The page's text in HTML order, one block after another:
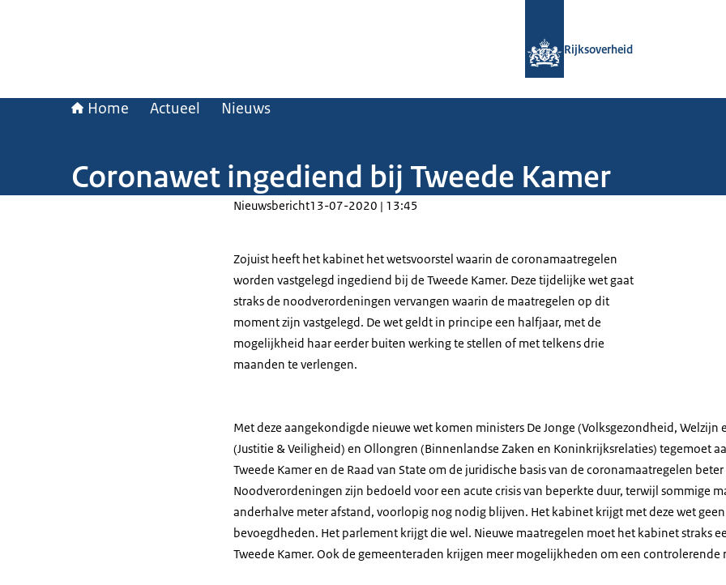
Rijksoverheid
Home Actueel Nieuws
Coronawet ingediend bij Tweede Kamer
Nieuwsbericht13-07-2020 | 13:45
Zojuist heeft het kabinet het wetsvoorstel waarin de coronamaatregelen
worden vastgelegd ingediend bij de Tweede Kamer. Deze tijdelijke wet gaat
straks de noodverordeningen vervangen waarin de maatregelen op dit
moment zijn vastgelegd. De wet geldt in principe een halfjaar, met de
mogelijkheid haar eerder buiten werking te stellen of met telkens drie
maanden te verlengen.
Met deze aangekondigde nieuwe wet komen ministers De Jonge (Volksgezondheid, Welzijn
(Justitie & Veiligheid) en Ollongren (Binnenlandse Zaken en Koninkrijksrelaties) tegemoet
Tweede Kamer en de Raad van State om de juridische basis van de coronamaatregelen
Noodverordeningen zijn bedoeld voor een acute crisis van beperkte duur, terwijl sommige
anderhalve meter afstand, voorlopig nog nodig blijven. Het kabinet krijgt met deze wet
bevoegdheden. Het parlement krijgt die wel. Nieuwe maatregelen moet het kabinet straks
Tweede Kamer. Ook de gemeenteraden krijgen meer mogelijkheden om een controlerende